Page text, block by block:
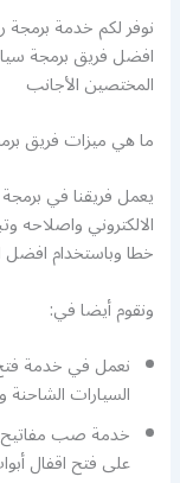
نوفر لكم خدمة برمجة
افضل فريق برمجة
المختصين الأجانب
ما هي ميزات فريق
يعمل فريقنا في
الالكتروني واصلاحه
خطا وباستخدام افضل
ونقوم أيضا في:
نعمل في خدمة فتح
السيارات الشاحنة
خدمة صب مفاتيح
على فتح اقفال